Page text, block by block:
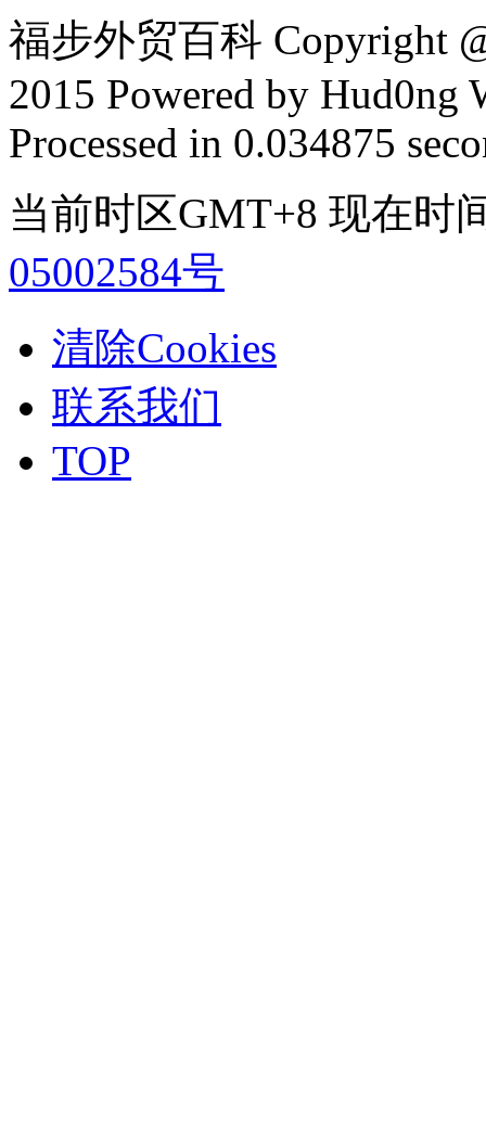
福步外贸百科 Copyright
2015 Powered by Hud0ng
Processed in 0.034875
当前时区GMT+8 现在时
05002584号
清除Cookies
联系我们
TOP